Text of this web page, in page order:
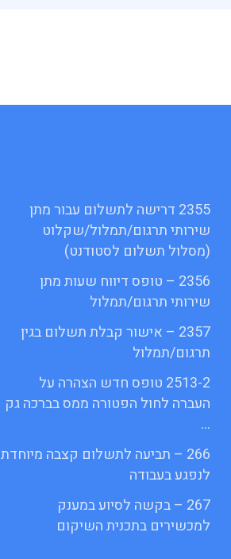
2355 דרישה לתשלום עבור מתן
שירותי תרגום/תמלול/שקלוט
(מסלול תשלום לסטודנט)
2356 – טופס דיווח שעות מתן
שירותי תרגום/תמלול
2357 – אישור קבלת תשלום בגין
תרגום/תמלול
2513-2 טופס חדש הצהרה על
העברה לחול הפטורה ממס בברכה גק
…
266 – תביעה לתשלום קצבה מיוחדת
לנפגע בעבודה
267 – בקשה לסיוע במענק
למכשירים בתכנית השיקום